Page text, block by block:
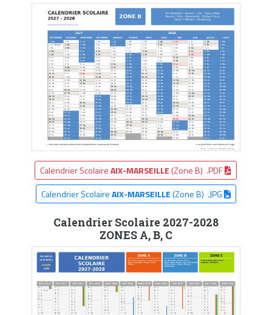
Calendrier ScolaireAIX-MARSEILLE (Zone B) .PDF
Calendrier ScolaireAIX-MARSEILLE(Zone B) .JPG
Calendrier Scolaire 2027-2028
ZONES A, B, C